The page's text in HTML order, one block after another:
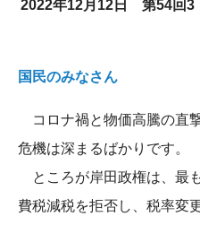
2022年12月12日 第54回3
国民のみなさん
コロナ禍と物価高騰の直
危機は深まるばかりです。
ところが岸田政権は、最
費税減税を拒否し、税率変